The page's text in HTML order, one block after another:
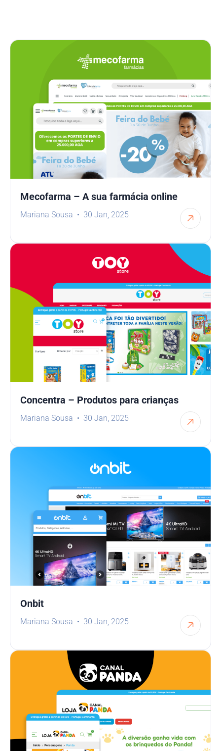
Mecofarma – A sua farmácia online
Mariana Sousa 30 Jan, 2025
Concentra – Produtos para crianças
Mariana Sousa 30 Jan, 2025
Onbit
Mariana Sousa 30 Jan, 2025